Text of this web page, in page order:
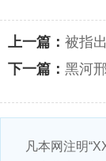
上一篇： 被指
下一篇： 黑河
凡本网注明